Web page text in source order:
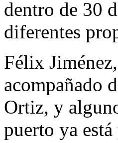
dentro de 30
diferentes
Félix
acompañado
Ortiz, y
puerto ya